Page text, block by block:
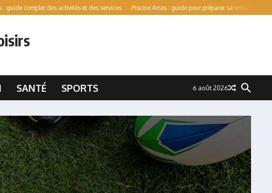
des activités et des services Piscine Arras : guide pour préparer sa visite sans mauvaise
SANTÉ SPORTS 6 août 2026